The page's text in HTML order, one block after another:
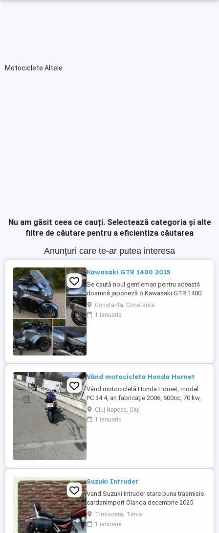
Motociclete Altele
Nu am găsit ceea ce cauți. Selectează categoria și alte
filtre de căutare pentru a eficientiza căutarea
Anunțuri care te-ar putea interesa
Kawasaki GTR 1400 2015
Se caută noul gentleman pentru această
doamnă japoneză o Kawasaki GTR 1400
care încă întoarce priviri și iubește
kilometrii. A fost răsfățată, întreținută la
timp și tratată cu respect. O dau doar
Constanta, Constanta
1 ianuarie
Vând motocicleta Honda Hornet
Vând motocicletă Honda Hornet, model
PC 34 4, an fabricație 2006, 600cc, 70 kw,
98 cp, inspecție tehnică valabilă până în
august 2027 . Preț 1900 euro
Cluj-Napoca, Cluj
1 ianuarie
Suzuki Intruder
Vand Suzuki Intruder stare buna trasmisie
cardanimport Olanda decembrie 2025
inmatriculat RO IN FEBRUARIE Nu raspund
la mesaje.Schimb cu ATV plus sau minus
diferenta
Timisoara, Timis
1 ianuarie